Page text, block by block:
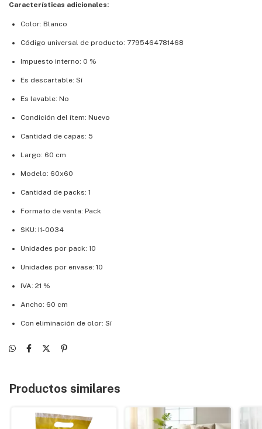
Características adicionales:
Color: Blanco
Código universal de producto: 7795464781468
Impuesto interno: 0 %
Es descartable: Sí
Es lavable: No
Condición del ítem: Nuevo
Cantidad de capas: 5
Largo: 60 cm
Modelo: 60x60
Cantidad de packs: 1
Formato de venta: Pack
SKU: I1-0034
Unidades por pack: 10
Unidades por envase: 10
IVA: 21 %
Ancho: 60 cm
Con eliminación de olor: Sí
Productos similares